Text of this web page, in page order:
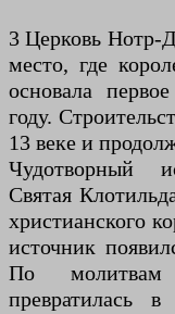
3 Церковь Нотр-
место, где
основала
году.
13 веке и
Чудотворный
Святая
христианского
источник
По
превратилась